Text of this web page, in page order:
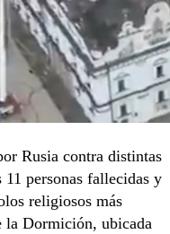
Rusia contra distintas
personas fallecidas y
religiosos más
la Dormición, ubicada